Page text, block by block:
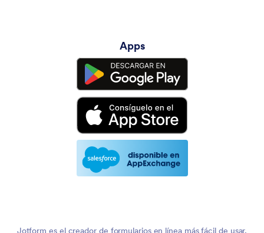
Apps
Jotform es el creador de formularios en línea más fácil de usar,